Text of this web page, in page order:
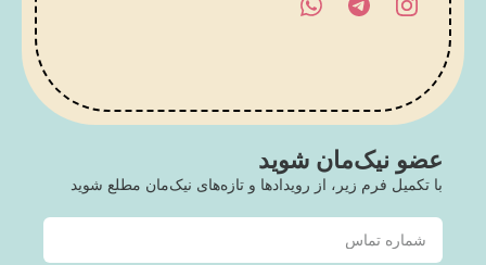
عضو نیک‌مان شوید
با تکمیل فرم زیر، از رویدادها و تازه‌های نیک‌مان مطلع شوید